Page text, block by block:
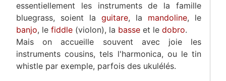
essentiellement les instruments de la famille
bluegrass, soient la guitare, la mandoline, le
banjo, le fiddle (violon), la basse et le dobro.
Mais on accueille souvent avec joie les
instruments cousins, tels l'harmonica, ou le tin
whistle par exemple, parfois des ukulélés.